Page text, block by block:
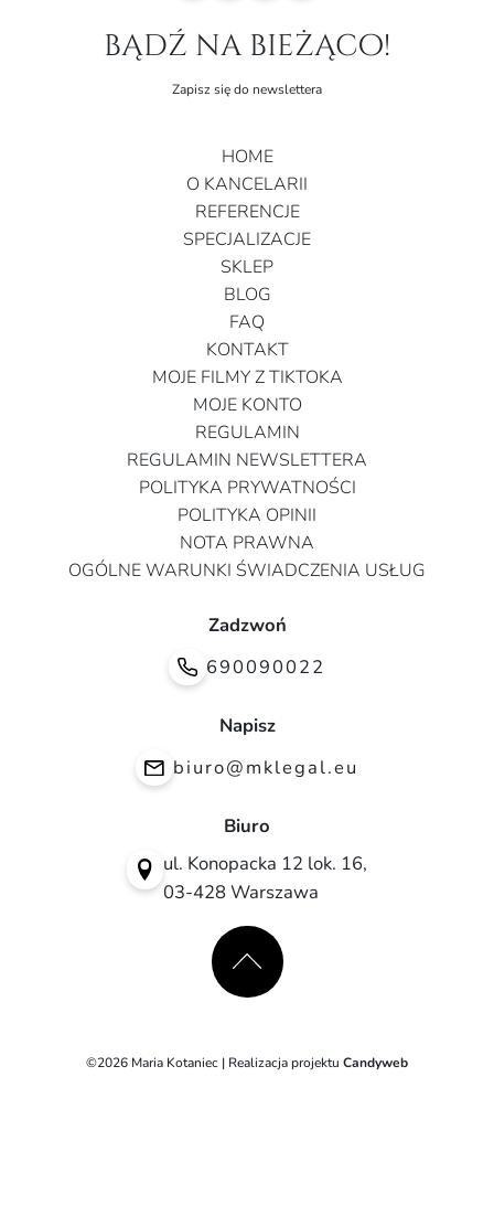
bądź na bieżąco!
Zapisz się do newslettera
HOME
O KANCELARII
REFERENCJE
SPECJALIZACJE
SKLEP
BLOG
FAQ
KONTAKT
MOJE FILMY Z TIKTOKA
MOJE KONTO
REGULAMIN
REGULAMIN NEWSLETTERA
POLITYKA PRYWATNOŚCI
POLITYKA OPINII
NOTA PRAWNA
OGÓLNE WARUNKI ŚWIADCZENIA USŁUG
Zadzwoń
690090022
Napisz
biuro@mklegal.eu
Biuro
ul. Konopacka 12 lok. 16,
03-428 Warszawa
©2026 Maria Kotaniec | Realizacja projektu Candyweb